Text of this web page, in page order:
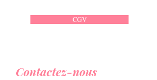
CGV
Contactez-nous